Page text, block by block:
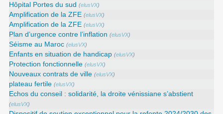
Hôpital Portes du sud (elusVX)
Amplification de la ZFE (elusVX)
Amplification de la ZFE (elusVX)
Plan d’urgence contre l’inflation (elusVX)
Séisme au Maroc (elusVX)
Enfants en situation de handicap (elusVX)
Protection fonctionnelle (elusVX)
Nouveaux contrats de ville (elusVX)
plateau fertile (elusVX)
Echos du conseil : solidarité, la droite vénissiane s’abstient
(elusVX)